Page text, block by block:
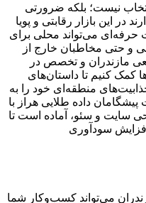
نیست؛ بلکه ضرورتی
این بازار رقابتی و پویا
حرفه‌ای می‌تواند محلی برای
و حتی مخاطبان خارج از
مازندران و تخصص در
کمک کنیم تا داستان‌های
منطقه‌ای خود را به
داده طلایی هراز با
سایت و سئو، آماده است تا
سودآوری
می‌تواند کسب‌وکار شما